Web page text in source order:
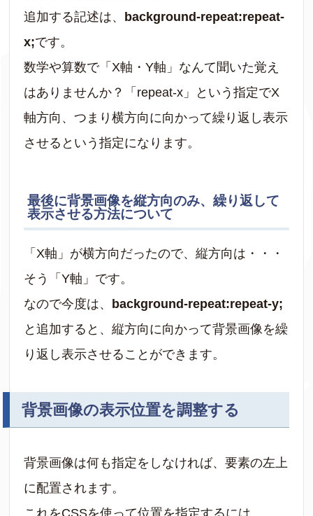
追加する記述は、
background-repeat:repeat-
x;です。
数学や算数で「X軸・Y軸」なんて聞いた覚え
はありませんか？「repeat-x」という指定でX
軸方向、つまり横方向に向かって繰り返し表示
させるという指定になります。
最後に背景画像を縦方向のみ、繰り返して
表示させる方法について
「X軸」が横方向だったので、縦方向は・・・
そう「Y軸」です。
なので今度は、
background-repeat:repeat-y;
と追加すると、縦方向に向かって背景画像を繰
り返し表示させることができます。
背景画像の表示位置を調整する
背景画像は何も指定をしなければ、要素の左上
に配置されます。